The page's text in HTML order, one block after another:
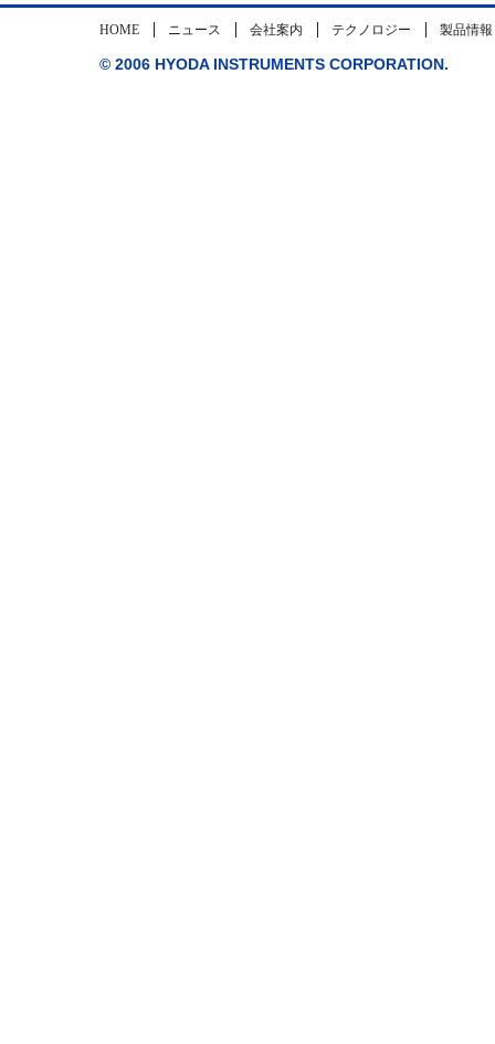
HOME ニュース 会社案内 テクノロジー 製品情報
© 2006 HYODA INSTRUMENTS CORPORATION.